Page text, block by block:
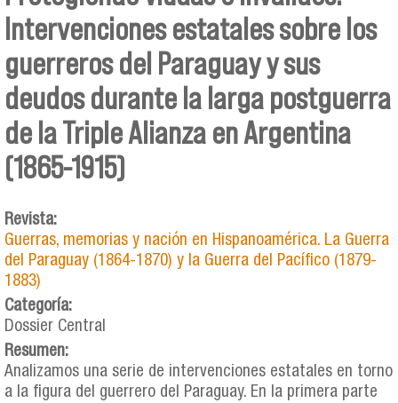
Se encuentra usted aquí
Intervenciones estatales sobre los
guerreros del Paraguay y sus
deudos durante la larga postguerra
de la Triple Alianza en Argentina
(1865-1915)
Revista:
Guerras, memorias y nación en Hispanoamérica. La Guerra
del Paraguay (1864-1870) y la Guerra del Pacífico (1879-
1883)
Categoría:
Dossier Central
Resumen:
Analizamos una serie de intervenciones estatales en torno
a la figura del guerrero del Paraguay. En la primera parte